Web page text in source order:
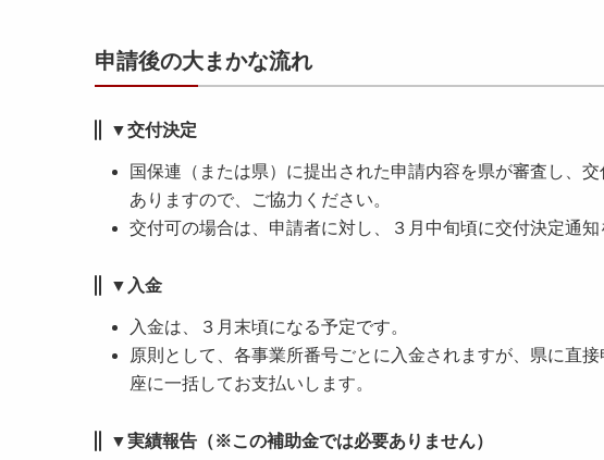
申請後の大まかな流れ
▼交付決定
国保連（または県）に提出された申請内容を県が審査し、
ありますので、ご協力ください。
交付可の場合は、申請者に対し、３月中旬頃に交付決定通知
▼入金
入金は、３月末頃になる予定です。
原則として、各事業所番号ごとに入金されますが、県に直
座に一括してお支払いします。
▼実績報告（※この補助金では必要ありません）